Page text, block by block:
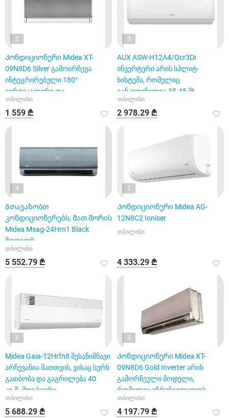
2
Კონდიციონერი Midea XT-
09N8D6 Silver გამოირჩევა
ინტეგრირებული 180°
ვერტიკალური და
ჰორიზონტალური დაბერ
თბილისი
1 559 ₾
3
AUX ASW-H12A4/Qcr3Di
ინვერტერი არის სპლიტ-
სისტემა, რომელიც
განკუთვნილია 35-45 მ²
ფართობის გასაგრილებ
თბილისი
2 978.29 ₾
4
Გთავაზობთ
კონდიციონერებს, მათ შორის
Midea Msag-24Hrn1 Black
მოდელს.
თბილისი
5 552.79 ₾
2
Კონდიციონერი Midea AG-
12N8C2 Ioniser
თბილისი
4 333.29 ₾
5
Midea Gaia-12Hrfn8 შესანიშნავი
არჩევანია მათთვის, ვისაც სურს
გათბობა და გაგრილება 40
კვ.მ.-მდე სივრც
თბილისი
5 688.29 ₾
3
Კონდიციონერი Midea XT-
09N8D6 Gold Inverter არის
გამორჩეული მოდელი,
რომელიც უზრუნველყოფს
180°-იან ვერ
თბილისი
4 197.79 ₾